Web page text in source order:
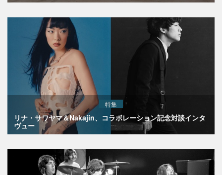
特集
リナ・サワヤマ＆Nakajin、コラボレーション記念対談インタ
ヴュー